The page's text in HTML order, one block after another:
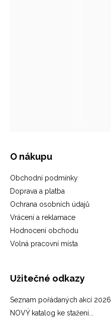
O nákupu
Obchodní podmínky
Doprava a platba
Ochrana osobních údajů
Vrácení a reklamace
Hodnocení obchodu
Volná pracovní místa
Užitečné odkazy
Seznam pořádaných akcí 2026
NOVÝ katalog ke stažení...